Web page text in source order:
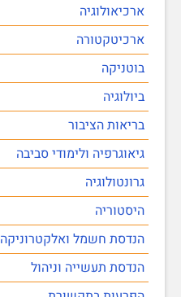
ארכיאולוגיה
ארכיטקטורה
בוטניקה
ביולוגיה
בריאות הציבור
גיאוגרפיה ולימודי סביבה
גרונטולוגיה
היסטוריה
הנדסת חשמל ואלקטרוניקה
הנדסת תעשייה וניהול